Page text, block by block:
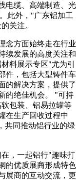
电缆、高端制造、光
此外，"广东铝加工
关注。
方面始终走在行业
续发展的高度关注和
料展示专区"尤为引
件，包括大型铸件车
的解决方案，提供了
的绝佳机会。 "可持
包装、铝易拉罐等
在生产回收过程中
共同推动铝行业的绿
，一起铝行"趣味打
的优质展商形成特色
展商的互动交流，更